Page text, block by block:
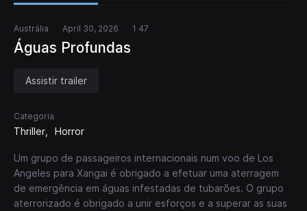
Austrália April 30, 2026 1 47
Águas Profundas
Assistir trailer
Categoria
Thriller Horror
Um grupo de passageiros internacionais num voo de Los
Angeles para Xangai é obrigado a efetuar uma aterragem
de emergência em águas infestadas de tubarões. O grupo
aterrorizado é obrigado a unir esforços e a superar as suas